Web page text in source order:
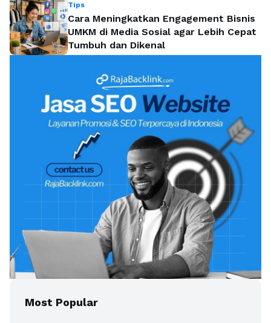
Tips
Cara Meningkatkan Engagement Bisnis
UMKM di Media Sosial agar Lebih Cepat
Tumbuh dan Dikenal
Most Popular